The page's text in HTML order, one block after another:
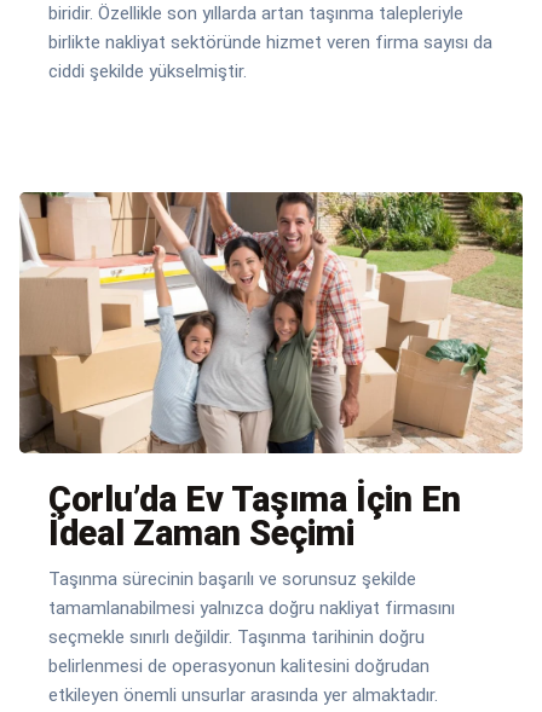
biridir. Özellikle son yıllarda artan taşınma talepleriyle
birlikte nakliyat sektöründe hizmet veren firma sayısı da
ciddi şekilde yükselmiştir.
Çorlu’da Ev Taşıma İçin En
İdeal Zaman Seçimi
Taşınma sürecinin başarılı ve sorunsuz şekilde
tamamlanabilmesi yalnızca doğru nakliyat firmasını
seçmekle sınırlı değildir. Taşınma tarihinin doğru
belirlenmesi de operasyonun kalitesini doğrudan
etkileyen önemli unsurlar arasında yer almaktadır.